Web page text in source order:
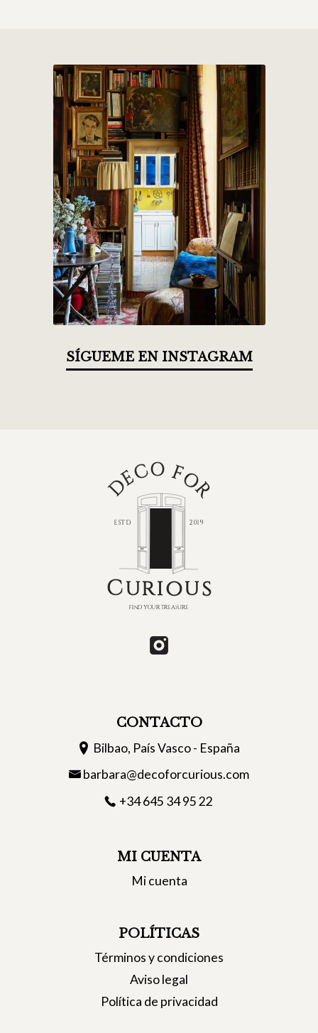
SÍGUEME EN INSTAGRAM
CONTACTO
Bilbao, País Vasco - España
barbara@decoforcurious.com
+34 645 34 95 22
MI CUENTA
Mi cuenta
POLÍTICAS
Términos y condiciones
Aviso legal
Política de privacidad